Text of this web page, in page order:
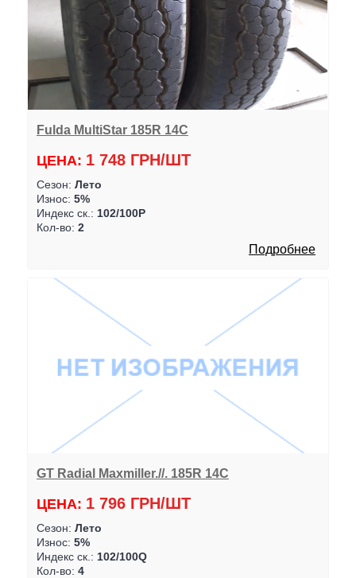
Fulda MultiStar 185R 14C
ЦЕНА: 1 748 ГРН/ШТ
Сезон: Лето
Износ: 5%
Индекс ск.: 102/100P
Кол-во: 2
Подробнее
GT Radial Maxmiller.//. 185R 14C
ЦЕНА: 1 796 ГРН/ШТ
Сезон: Лето
Износ: 5%
Индекс ск.: 102/100Q
Кол-во: 4